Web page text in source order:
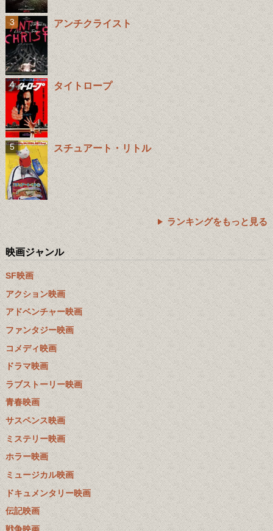
アンチクライスト
タイトロープ
スチュアート・リトル
ランキングをもっと見る
映画ジャンル
SF映画
アクション映画
アドベンチャー映画
ファンタジー映画
コメディ映画
ドラマ映画
ラブストーリー映画
青春映画
サスペンス映画
ミステリー映画
ホラー映画
ミュージカル映画
ドキュメンタリー映画
伝記映画
戦争映画